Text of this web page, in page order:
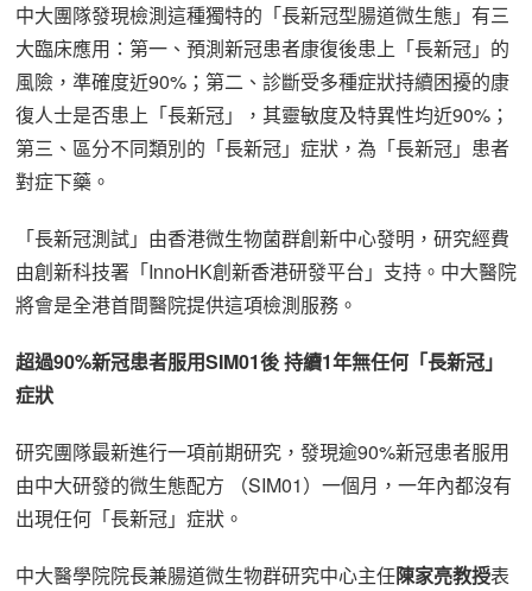
中大團隊發現檢測這種獨特的「長新冠型腸道微生態」有三
大臨床應用：第一、預測新冠患者康復後患上「長新冠」的
風險，準確度近90%；第二、診斷受多種症狀持續困擾的康
復人士是否患上「長新冠」，其靈敏度及特異性均近90%；
第三、區分不同類別的「長新冠」症狀，為「長新冠」患者
對症下藥。
「長新冠測試」由香港微生物菌群創新中心發明，研究經費
由創新科技署「InnoHK創新香港研發平台」支持。中大醫院
將會是全港首間醫院提供這項檢測服務。
超過90%新冠患者服用SIM01後 持續1年無任何「長新冠」
症狀
研究團隊最新進行一項前期研究，發現逾90%新冠患者服用
由中大研發的微生態配方 （SIM01）一個月，一年內都沒有
出現任何「長新冠」症狀。
中大醫學院院長兼腸道微生物群研究中心主任陳家亮教授表